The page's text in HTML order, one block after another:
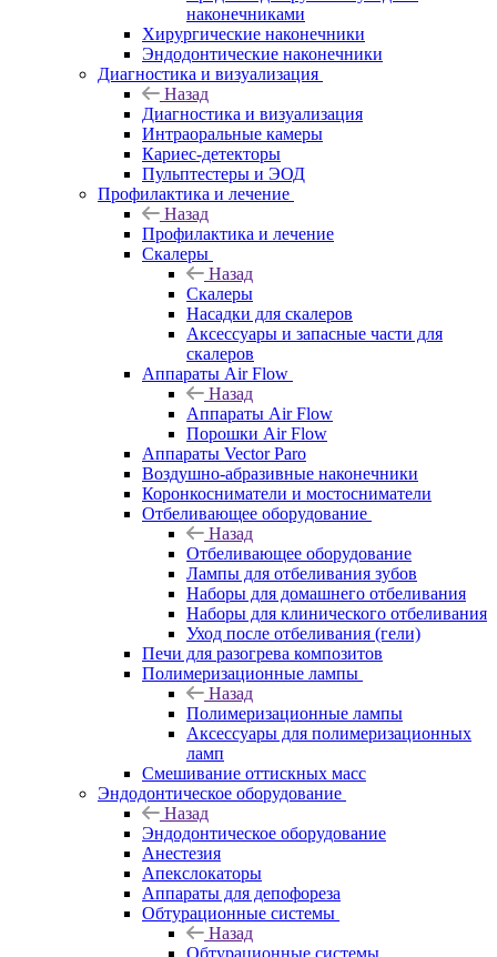
наконечниками
Хирургические наконечники
Эндодонтические наконечники
Диагностика и визуализация
Назад
Диагностика и визуализация
Интраоральные камеры
Кариес-детекторы
Пульптестеры и ЭОД
Профилактика и лечение
Назад
Профилактика и лечение
Скалеры
Назад
Скалеры
Насадки для скалеров
Аксессуары и запасные части для
скалеров
Аппараты Air Flow
Назад
Аппараты Air Flow
Порошки Air Flow
Аппараты Vector Paro
Воздушно-абразивные наконечники
Коронкосниматели и мостосниматели
Отбеливающее оборудование
Назад
Отбеливающее оборудование
Лампы для отбеливания зубов
Наборы для домашнего отбеливания
Наборы для клинического отбеливания
Уход после отбеливания (гели)
Печи для разогрева композитов
Полимеризационные лампы
Назад
Полимеризационные лампы
Аксессуары для полимеризационных
ламп
Смешивание оттискных масс
Эндодонтическое оборудование
Назад
Эндодонтическое оборудование
Анестезия
Апекслокаторы
Аппараты для депофореза
Обтурационные системы
Назад
Обтурационные системы